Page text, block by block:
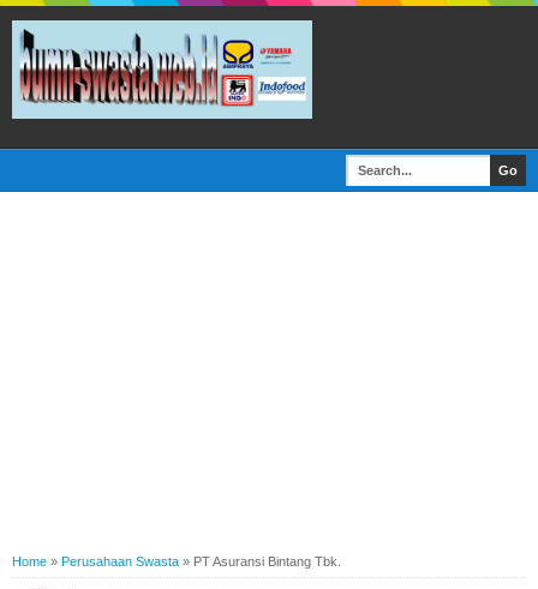
Home » Perusahaan Swasta » PT Asuransi Bintang Tbk.